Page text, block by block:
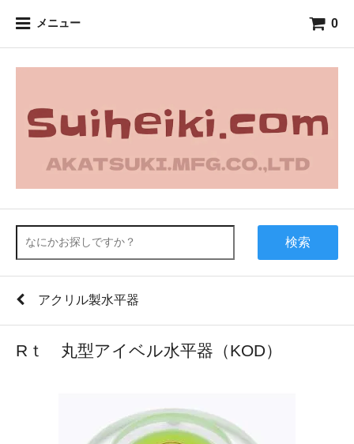
メニュー 0
検索
アクリル製水平器
Rｔ 丸型アイベル水平器（KOD）